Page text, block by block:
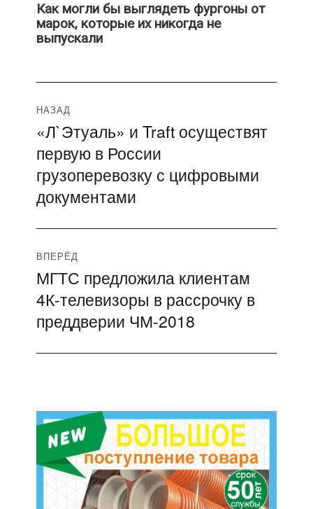
Как могли бы выглядеть фургоны от
марок, которые их никогда не
выпускали
Навигация
по
записям
НАЗАД
Предыдущая
запись:
«Л`Этуаль» и Traft осуществят
первую в России
грузоперевозку с цифровыми
документами
ВПЕРЁД
Следующая
запись:
МГТС предложила клиентам
4К-телевизоры в рассрочку в
преддверии ЧМ-2018